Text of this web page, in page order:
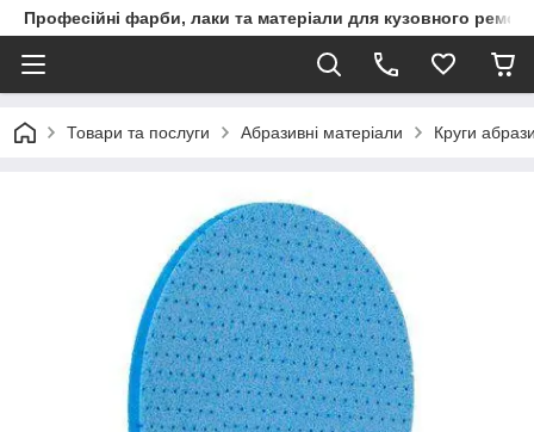
Професійні фарби, лаки та матеріали для кузовного
Товари та послуги Абразивні матеріали Круги